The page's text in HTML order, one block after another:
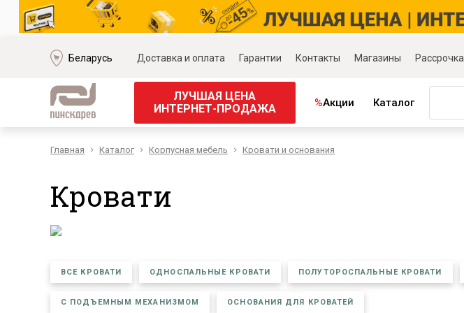
Беларусь Доставка и оплата Гарантии Контакты Магазины Рассрочка
ЛУЧШАЯ ЦЕНА
ИНТЕРНЕТ-ПРОДАЖА
%Акции Каталог
Мягкая мебель
Модульные диваны
Диваны «Премиум»
Прямые диваны
Кресла
Корпусная мебель
Обеденные группы
Кровати и основания
Главная Каталог Корпусная мебель Кровати и основания
Кровати
ВСЕ КРОВАТИ ОДНОСПАЛЬНЫЕ КРОВАТИ ПОЛУТОРОСПАЛЬНЫЕ КРОВАТИ
С ПОДЪЕМНЫМ МЕХАНИЗМОМ ОСНОВАНИЯ ДЛЯ КРОВАТЕЙ